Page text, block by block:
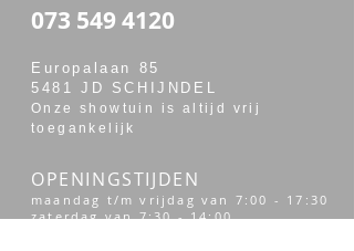
073 549 4120
Europalaan 85
5481 JD SCHIJNDEL
Onze showtuin is altijd vrij
toegankelijk
OPENINGSTIJDEN
maandag t/m vrijdag van 7:00 - 17:30
zaterdag van 7:30 - 14:00